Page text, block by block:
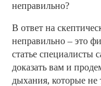
неправильно?
В ответ на
неправильно – это
статье специалисты
доказать вам и
дыхания, которые